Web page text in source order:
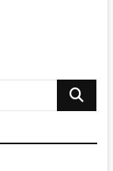
Buscar